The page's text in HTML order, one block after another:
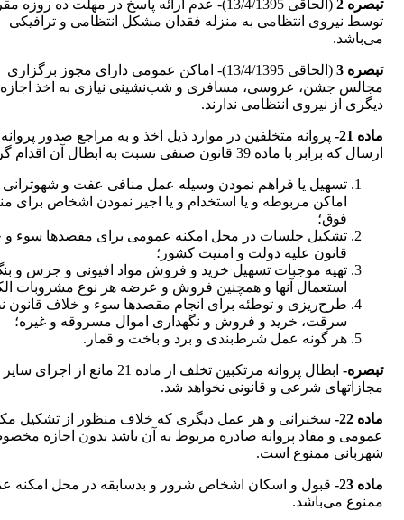
تبصره 2
(الحاقی 13/4/1395)- عدم ارائه پاسخ در مهلت ده روزه
توسط نیروی انتظامی به منزله فقدان مشکل انتظامی و ترافیکی
می‌باشد.
تبصره 3
(الحاقی 13/4/1395)- اماکن عمومی دارای مجوز برگزاری
مجالس جشن، عروسی، مسافری و شب‌نشینی نیازی به اخذ اجازه
دیگری از نیروی انتظامی ندارند.
‌ماده 21-
پروانه متخلفین در موارد ذیل اخذ و به مراجع صدور پروانه
ارسال که برابر با ماده 39 قانون صنفی نسبت به ابطال آن اقدام گردد:
تسهیل یا فراهم نمودن وسیله عمل منافی عفت و شهوترانی
اماکن مربوطه و یا استخدام و یا اجیر نمودن اشخاص برای
فوق؛
تشکیل جلسات در محل امکنه عمومی برای مقصدها سوء و
قانون علیه دولت و امنیت کشور؛
تهیه موجبات تسهیل خرید و فروش مواد افیونی و جرس و
استعمال آنها و همچنین فروش و عرضه هر نوع مشروبات
طرح‌ریزی و توطئه برای انجام مقصدها سوء و خلاف قانون
سرقت، خرید و فروش و نگهداری اموال مسروقه و غیره؛
هر گونه عمل شرط‌بندی و برد و باخت و قمار.
‌تبصره-
ابطال پروانه مرتکبین تخلف از ماده 21 مانع از اجرای سایر
مجازاتهای شرعی و قانونی نخواهد شد.
‌ماده 22-
سخنرانی و هر عمل دیگری که خلاف منظور از تشکیل
عمومی و مفاد پروانه صادره مربوط به آن باشد بدون اجازه
شهربانی ممنوع‌ است.
‌ماده 23-
قبول و اسکان اشخاص شرور و بدسابقه در محل امکنه
ممنوع می‌باشد.